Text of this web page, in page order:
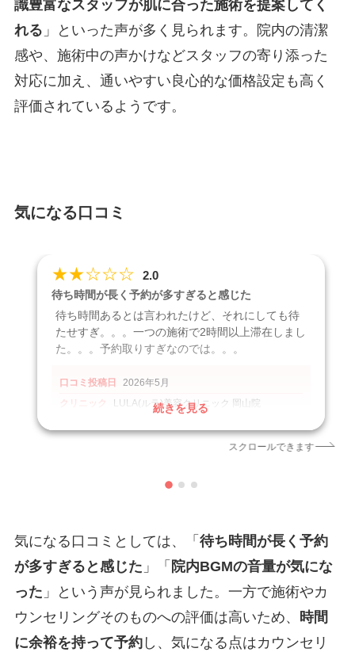
識豊富なスタッフが肌に合った施術を提案してく
れる 」といった声が多く見られます。院内の清潔
感や、施術中の声かけなどスタッフの寄り添った
対応に加え、通いやすい良心的な価格設定も高く
評価されているようです。
気になる口コミ
★★☆☆☆ 2.0
待ち時間が長く予約が多すぎると感じた
待ち時間あるとは言われたけど、それにしても待
たせすぎ。。。一つの施術で2時間以上滞在しまし
た。。。予約取りすぎなのでは。。。
口コミ投稿日
2026年5月
クリニック
LULA(ルラ)美容クリニック 岡山院
続きを見る
スクロールできます
気になる口コミとしては、「 待ち時間が長く予約
が多すぎると感じた 」「 院内BGMの音量が気にな
った 」という声が見られました。一方で施術やカ
ウンセリングそのものへの評価は高いため、 時間
に余裕を持って予約し、気になる点はカウンセリ